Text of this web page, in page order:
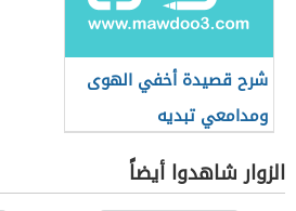
شرح قصيدة أخفي الهوى
ومدامعي تبديه
الزوار شاهدوا أيضاً